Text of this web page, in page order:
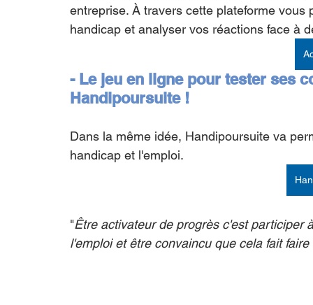
entreprise. À travers cette plateforme
handicap et analyser vos réactions face à
- Le jeu en ligne pour tester ses
Handipoursuite !
Dans la même idée, Handipoursuite va
handicap et l'emploi.
"Être activateur de progrès c'est participer
l'emploi et être convaincu que cela fait